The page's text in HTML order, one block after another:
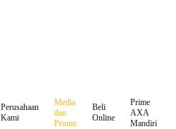
Perusahaan
Kami
Media
dan
Promo
Beli
Online
Prime
AXA
Mandiri